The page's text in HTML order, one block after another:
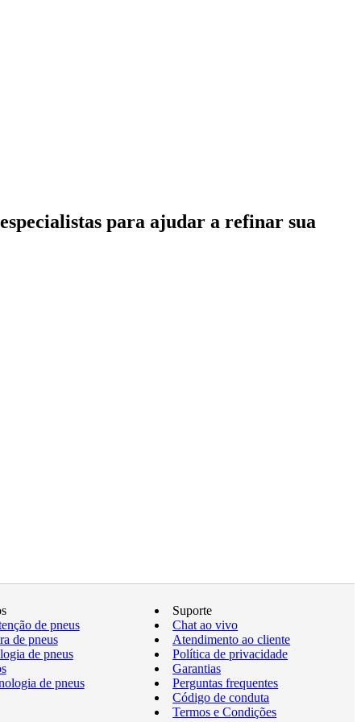
para ajudar a refinar sua
de pneus
de pneus
de pneus
de pneus
Suporte
Chat ao vivo
Atendimento ao cliente
Política de privacidade
Garantias
Perguntas frequentes
Código de conduta
Termos e Condições